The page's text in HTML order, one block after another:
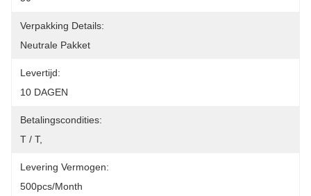
Verpakking Details:
Neutrale Pakket
Levertijd:
10 DAGEN
Betalingscondities:
T / T,
Levering Vermogen:
500pcs/month